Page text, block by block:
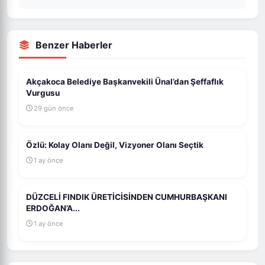
Benzer Haberler
Akçakoca Belediye Başkanvekili Ünal’dan Şeffaflık
Vurgusu
29 gün önce
Özlü: Kolay Olanı Değil, Vizyoner Olanı Seçtik
1 ay önce
DÜZCELİ FINDIK ÜRETİCİSİNDEN CUMHURBAŞKANI
ERDOĞAN’A...
1 ay önce